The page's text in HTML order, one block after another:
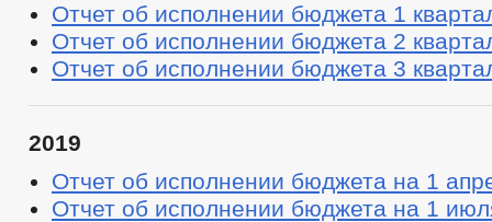
Отчет об исполнении бюджета 1
Отчет об исполнении бюджета 2
Отчет об исполнении бюджета 3
2019
Отчет об исполнении бюджета на 1
Отчет об исполнении бюджета на 1